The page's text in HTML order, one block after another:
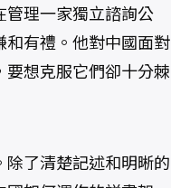
理一家獨立諮詢公
有禮。他對中國面對
想克服它們卻十分棘
了清楚記述和明晰的